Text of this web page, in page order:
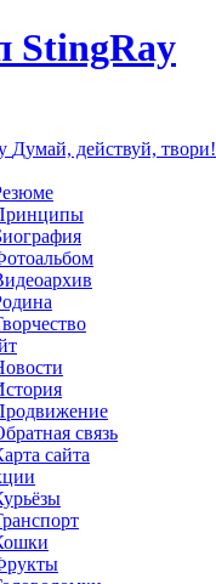
Думай, действуй, твори!
связь
сайта